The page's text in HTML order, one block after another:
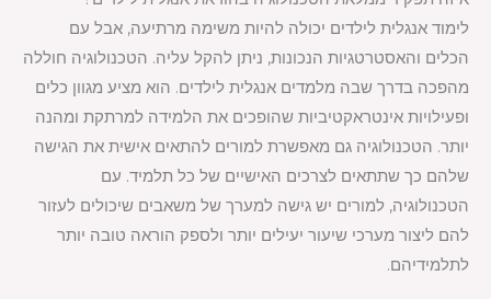
לימוד אנגלית לילדים יכולה להיות משימה מרתיעה, אבל עם
הכלים והאסטרטגיות הנכונות, ניתן להקל עליה. הטכנולוגיה חוללה
מהפכה בדרך שבה מלמדים אנגלית לילדים. הוא מציע מגוון כלים
ופעילויות אינטראקטיביות שהופכים את הלמידה למרתקת ומהנה
יותר. הטכנולוגיה גם מאפשרת למורים להתאים אישית את הגישה
שלהם כך שתתאים לצרכים האישיים של כל תלמיד. עם
הטכנולוגיה, למורים יש גישה למערך של משאבים שיכולים לעזור
להם ליצור מערכי שיעור יעילים יותר ולספק הוראה טובה יותר
לתלמידיהם.